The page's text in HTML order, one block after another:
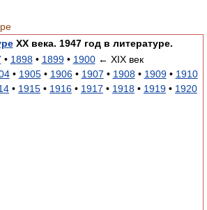
XX века. 1947 год в литературе.
• 1898• 1899• 1900← XIX век
• 1905• 1906• 1907 • 1908• 1909• 1910
• 1915 • 1916 • 1917 • 1918 • 1919 • 1920